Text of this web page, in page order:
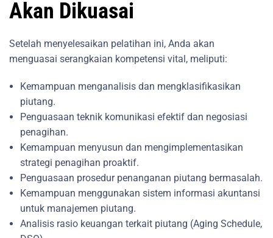
Akan Dikuasai
Setelah menyelesaikan pelatihan ini, Anda akan
menguasai serangkaian kompetensi vital, meliputi:
Kemampuan menganalisis dan mengklasifikasikan
piutang.
Penguasaan teknik komunikasi efektif dan negosiasi
penagihan.
Kemampuan menyusun dan mengimplementasikan
strategi penagihan proaktif.
Penguasaan prosedur penanganan piutang bermasalah.
Kemampuan menggunakan sistem informasi akuntansi
untuk manajemen piutang.
Analisis rasio keuangan terkait piutang (Aging Schedule,